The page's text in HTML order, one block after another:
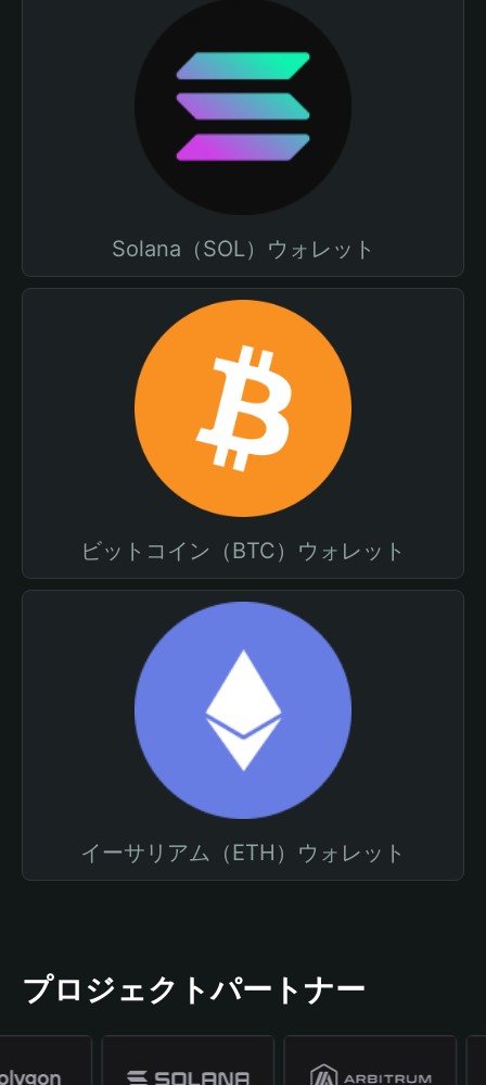
Solana（SOL）ウォレット
ビットコイン（BTC）ウォレット
イーサリアム（ETH）ウォレット
プロジェクトパートナー